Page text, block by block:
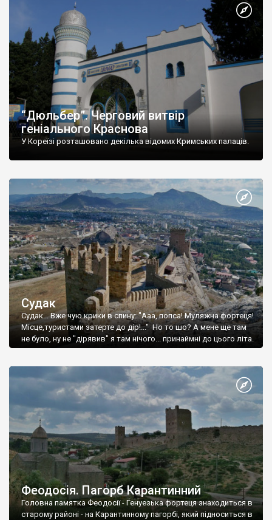
“Дюльбер”. Черговий витвір
геніального Краснова
У Кореїзі розташовано декілька відомих Кримських палаців.
Судак
Судак... Вже чую крики в спину: "Ааа, попса! Муляжна фортеця!
Місце,туристами затерте до дір!..." Но то шо? А мене ще там
не було, ну не "дірявив" я там нічого... принаймні до цього літа.
Феодосія. Пагорб Карантинний
Головна памятка Феодосії - Генуезька фортеця знаходиться в
старому районі - на Карантинному пагорбі, який підноситься в